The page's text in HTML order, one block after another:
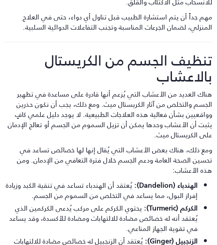
جداً أن يتم استشارة الطبيب قبل تناول أي دواء، حتى في العلاج
لضمان الجرعات المناسبة وتجنب التفاعلات الدوائية السلبية.
الجسم من الكريستال
العديد من الأعشاب التي يُزعم أنها قادرة على مساعدة في تطهير
والتخلص من آثار الكريستال ميث. ومع ذلك، يجب أن نكون حذرين
بشأن فعالية هذه العلاجات الطبيعية. لا يوجد دليل علمي كافٍ
أن الأعشاب وحدها يمكن أن تزيل السموم من الجسم أو تعالج الإدمان
الكريستال ميث.
ذلك، هناك بعض الأعشاب التي يُقال إنها لها خصائص تساعد في
الصحة العامة ودعم الجسم خلال فترة التعافي من الإدمان. ومن
الأعشاب:
الهندباء (Dandelion):
يُعتقد أن الهندباء تساعد في تنقية الكبد وزيادة
إفراز البول، مما يساعد في التخلص من السموم من الجسم.
الكركم (Turmeric):
يحتوي الكركم على مركب يُدعى الكركمين الذي
يُعتقد أنه له خصائص مضادة للالتهابات ومضادة للأكسدة، وقد يساعد
في تقوية الجهاز المناعي.
الزنجبيل (Ginger):
يُعتقد أن الزنجبيل له خصائص مضادة للالتهابات